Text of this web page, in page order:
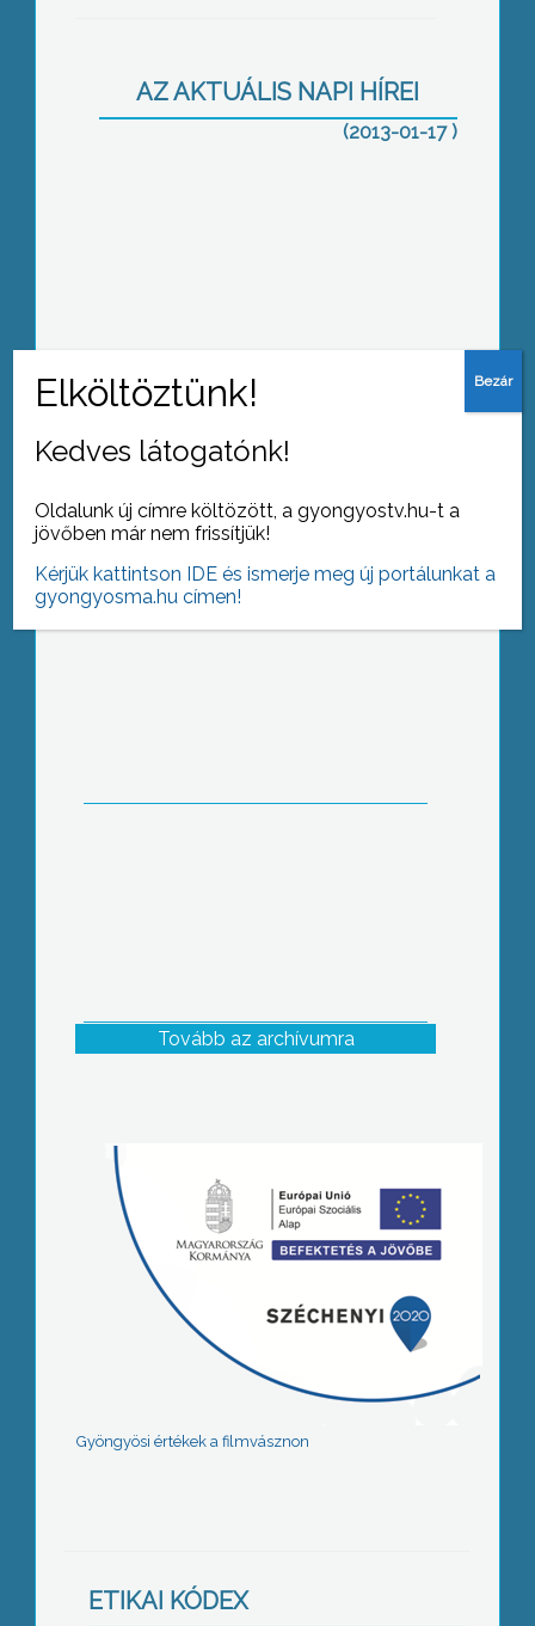
AZ AKTUÁLIS NAPI HÍREI
(2013-01-17 )
Ötven éve a biztonságért –
emléktábla a vasúti berendezés
Tovább az archívumra
Gyöngyösi értékek a filmvásznon
ETIKAI KÓDEX
Kedves látogatónk!
Oldalunk új címre költözött, a gyongyostv.hu-t a
jövőben már nem frissítjük!
Kérjük kattintson IDE és ismerje meg új portálunkat a
gyongyosma.hu címen!